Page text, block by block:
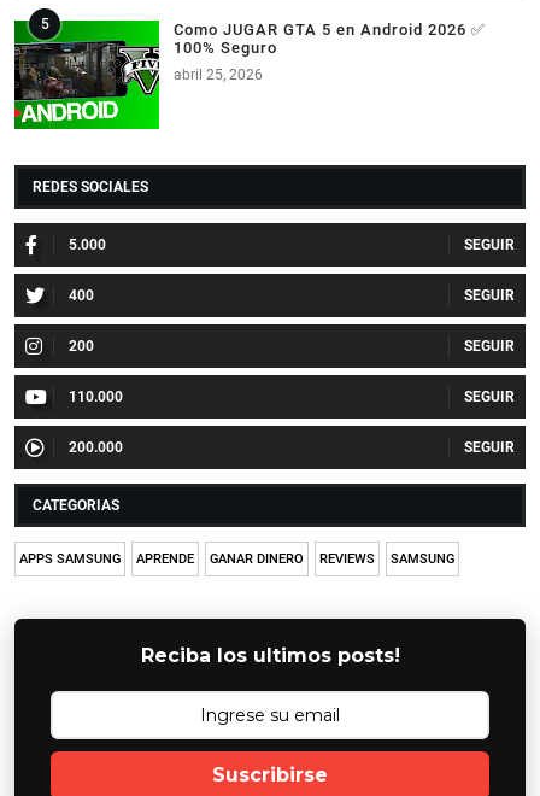
Como JUGAR GTA 5 en Android 2026 ✅
100% Seguro
abril 25, 2026
REDES SOCIALES
5.000
400
200
110.000
200.000
CATEGORIAS
APPS SAMSUNG APRENDE GANAR DINERO REVIEWS SAMSUNG
Reciba los ultimos posts!
Suscribirse